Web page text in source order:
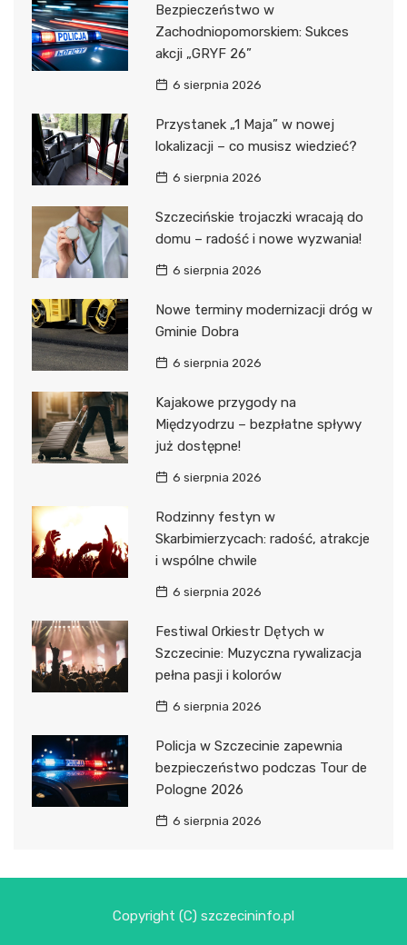
Bezpieczeństwo w
Zachodniopomorskiem: Sukces
akcji „GRYF 26”
6 sierpnia 2026
Przystanek „1 Maja” w nowej
lokalizacji – co musisz wiedzieć?
6 sierpnia 2026
Szczecińskie trojaczki wracają do
domu – radość i nowe wyzwania!
6 sierpnia 2026
Nowe terminy modernizacji dróg w
Gminie Dobra
6 sierpnia 2026
Kajakowe przygody na
Międzyodrzu – bezpłatne spływy
już dostępne!
6 sierpnia 2026
Rodzinny festyn w
Skarbimierzycach: radość, atrakcje
i wspólne chwile
6 sierpnia 2026
Festiwal Orkiestr Dętych w
Szczecinie: Muzyczna rywalizacja
pełna pasji i kolorów
6 sierpnia 2026
Policja w Szczecinie zapewnia
bezpieczeństwo podczas Tour de
Pologne 2026
6 sierpnia 2026
Copyright (C) szczecininfo.pl